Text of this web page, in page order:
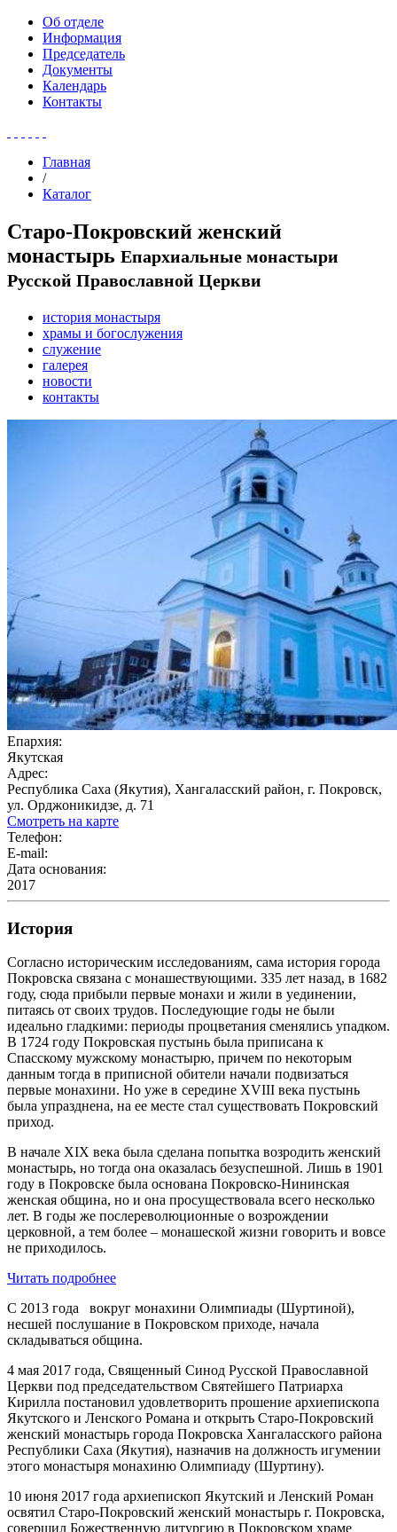
Об отделе
Информация
Председатель
Документы
Календарь
Контакты
Главная
/
Каталог
Старо-Покровский женский
монастырь Епархиальные монастыри
Русской Православной Церкви
история монастыря
храмы и богослужения
служение
галерея
новости
контакты
Епархия:
Якутская
Адрес:
Республика Саха (Якутия), Хангаласский район, г. Покровск,
ул. Орджоникидзе, д. 71
Смотреть на карте
Телефон:
E-mail:
Дата основания:
2017
История
Согласно историческим исследованиям, сама история города
Покровска связана с монашествующими. 335 лет назад, в 1682
году, сюда прибыли первые монахи и жили в уединении,
питаясь от своих трудов. Последующие годы не были
идеально гладкими: периоды процветания сменялись упадком.
В 1724 году Покровская пустынь была приписана к
Спасскому мужскому монастырю, причем по некоторым
данным тогда в приписной обители начали подвизаться
первые монахини. Но уже в середине XVIII века пустынь
была упразднена, на ее месте стал существовать Покровский
приход.
В начале XIX века была сделана попытка возродить женский
монастырь, но тогда она оказалась безуспешной. Лишь в 1901
году в Покровске была основана Покровско-Нининская
женская община, но и она просуществовала всего несколько
лет. В годы же послереволюционные о возрождении
церковной, а тем более – монашеской жизни говорить и вовсе
не приходилось.
Читать подробнее
С 2013 года вокруг монахини Олимпиады (Шуртиной),
несшей послушание в Покровском приходе, начала
складываться община.
4 мая 2017 года, Священный Синод Русской Православной
Церкви под председательством Святейшего Патриарха
Кирилла постановил удовлетворить прошение архиепископа
Якутского и Ленского Романа и открыть Старо-Покровский
женский монастырь города Покровска Хангаласского района
Республики Саха (Якутия), назначив на должность игумении
этого монастыря монахиню Олимпиаду (Шуртину).
10 июня 2017 года архиепископ Якутский и Ленский Роман
освятил Старо-Покровский женский монастырь г. Покровска,
совершил Божественную литургию в Покровском храме